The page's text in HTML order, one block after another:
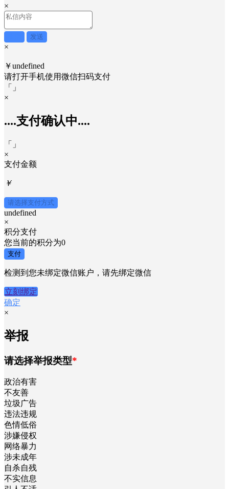
×
发送
×
￥undefined
请打开手机使用微信扫码支付
「
」
×
....支付确认中....
「
」
×
支付金额
￥
请选择支付方式
undefined
×
积分支付
您当前的积分为0
支付
检测到您未绑定微信账户，请先绑定微信
立刻绑定
确定
×
举报
请选择举报类型*
政治有害
不友善
垃圾广告
违法违规
色情低俗
涉嫌侵权
网络暴力
涉未成年
自杀自残
不实信息